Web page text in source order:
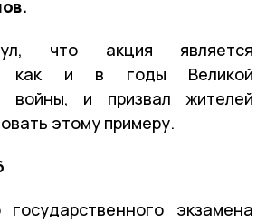
что акция является
как и в годы Великой
войны, и призвал жителей
этому примеру.
экзамена